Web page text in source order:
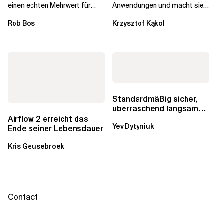
einen echten Mehrwert für
aber auch die...
Rob Bos
Anwendungen und macht sie
Durch die Automatisierung...
Krzysztof Kąkol
Airflow 2 erreicht das
Ende seiner Lebensdauer
Kris Geusebroek
Standardmäßig sicher,
überraschend langsam.
über die RDS...
Yev Dytyniuk
Contact